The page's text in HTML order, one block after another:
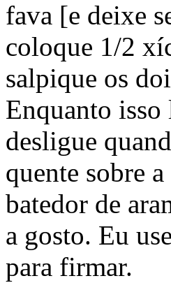
fava [e deixe
coloque 1/2
salpique os
Enquanto
desligue
quente sobre
batedor de
a gosto. Eu
para firmar.